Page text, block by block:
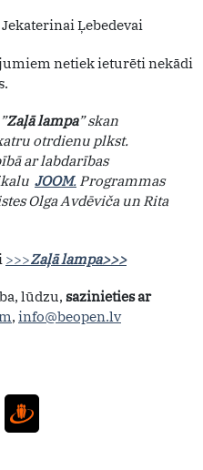
Ļebedevai
netiek ieturēti nekādi
Zaļā lampa” skan
otrdienu plkst.
ar labdarības
JOOM. Programmas
Olga Avdēviča un Rita
>>>Zaļā lampa>>>
lūdzu, sazinieties ar
, info@beopen.lv